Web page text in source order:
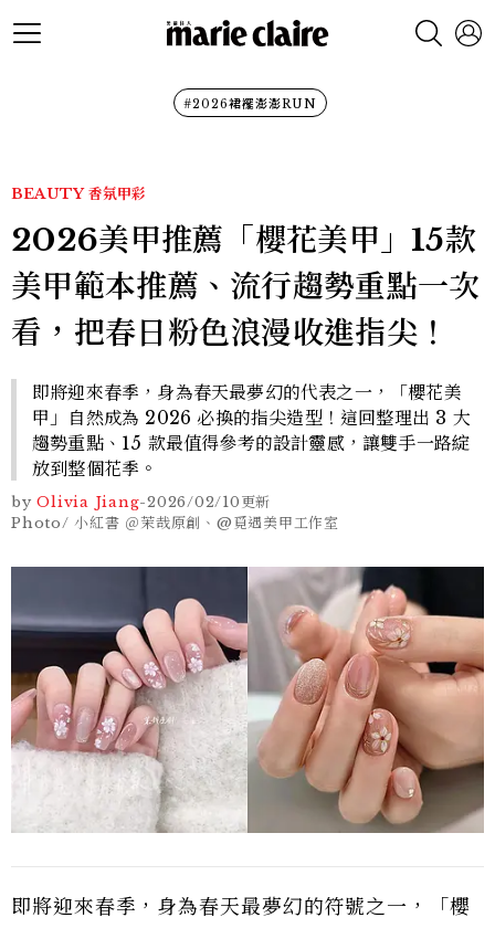
#2026裙襬澎澎RUN
BEAUTY 香氛甲彩
2026美甲推薦「櫻花美甲」15款
美甲範本推薦、流行趨勢重點一次
看，把春日粉色浪漫收進指尖！
即將迎來春季，身為春天最夢幻的代表之一，「櫻花美
甲」自然成為 2026 必換的指尖造型！這回整理出 3 大
趨勢重點、15 款最值得參考的設計靈感，讓雙手一路綻
放到整個花季。
by Olivia Jiang-2026/02/10更新
Photo/ 小紅書 ＠茉哉原創、@覓遇美甲工作室
即將迎來春季，身為春天最夢幻的符號之一，「櫻